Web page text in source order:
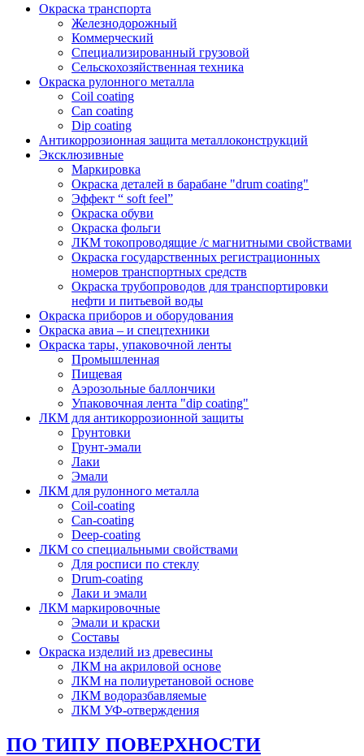
Окраска транспорта
Железнодорожный
Коммерческий
Специализированный грузовой
Сельскохозяйственная техника
Окраска рулонного металла
Coil coating
Can coating
Dip coating
Антикоррозионная защита металлоконструкций
Эксклюзивные
Маркировка
Окраска деталей в барабане "drum coating"
Эффект “ soft feel”
Окраска обуви
Окраска фольги
ЛКМ токопроводящие /с магнитными свойствами
Окраска государственных регистрационных
номеров транспортных средств
Окраска трубопроводов для транспортировки
нефти и питьевой воды
Окраска приборов и оборудования
Окраска авиа – и спецтехники
Окраска тары, упаковочной ленты
Промышленная
Пищевая
Аэрозольные баллончики
Упаковочная лента "dip coating"
ЛКМ для антикоррозионной защиты
Грунтовки
Грунт-эмали
Лаки
Эмали
ЛКМ для рулонного металла
Coil-coating
Can-coating
Deep-coating
ЛКМ со специальными свойствами
Для росписи по стеклу
Drum-coating
Лаки и эмали
ЛКМ маркировочные
Эмали и краски
Составы
Окраска изделий из древесины
ЛКМ на акриловой основе
ЛКМ на полиуретановой основе
ЛКМ водоразбавляемые
ЛКМ УФ-отверждения
ПО ТИПУ ПОВЕРХНОСТИ